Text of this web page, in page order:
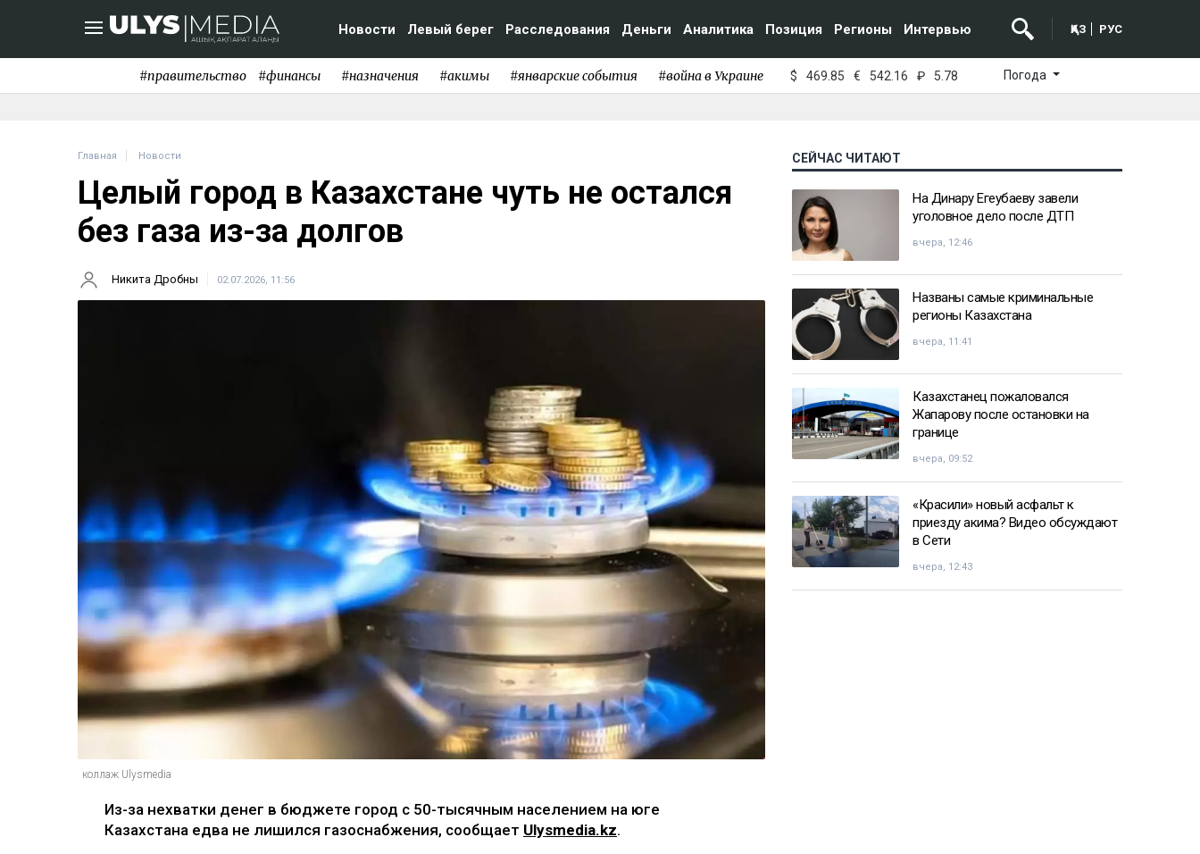
Новости Левый берег Расследования Деньги Аналитика Позиция Регионы Интервью ҚАЗ РУС
#правительство #финансы #назначения #акимы #январские события #война в Украине $ 469.85 € 542.16 ₽ 5.78 Погода
Главная Новости
Целый город в Казахстане чуть не остался
без газа из-за долгов
Никита Дробны 02.07.2026, 11:56
коллаж Ulysmedia
Из-за нехватки денег в бюджете город с 50-тысячным населением на юге
Казахстана едва не лишился газоснабжения, сообщает Ulysmedia.kz.
СЕЙЧАС ЧИТАЮТ
На Динару Егеубаеву завели
уголовное дело после ДТП
вчера, 12:46
Названы самые криминальные
регионы Казахстана
вчера, 11:41
Казахстанец пожаловался
Жапарову после остановки на
границе
вчера, 09:52
«Красили» новый асфальт к
приезду акима? Видео обсуждают
в Сети
вчера, 12:43